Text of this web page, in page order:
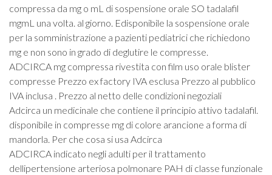
compressa da mg o mL di sospensione orale SO tadalafil
mgmL una volta. al giorno. Edisponibile la sospensione orale
per la somministrazione a pazienti pediatrici che richiedono
mg e non sono in grado di deglutire le compresse.
ADCIRCA mg compressa rivestita con film uso orale blister
compresse Prezzo ex factory IVA esclusa Prezzo al pubblico
IVA inclusa . Prezzo al netto delle condizioni negoziali
Adcirca un medicinale che contiene il principio attivo tadalafil.
disponibile in compresse mg di colore arancione a forma di
mandorla. Per che cosa si usa Adcirca
ADCIRCA indicato negli adulti per il trattamento
dellipertensione arteriosa polmonare PAH di classe funzionale